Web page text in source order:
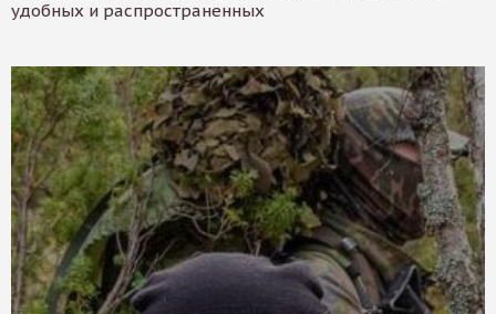
удобных и распространенных